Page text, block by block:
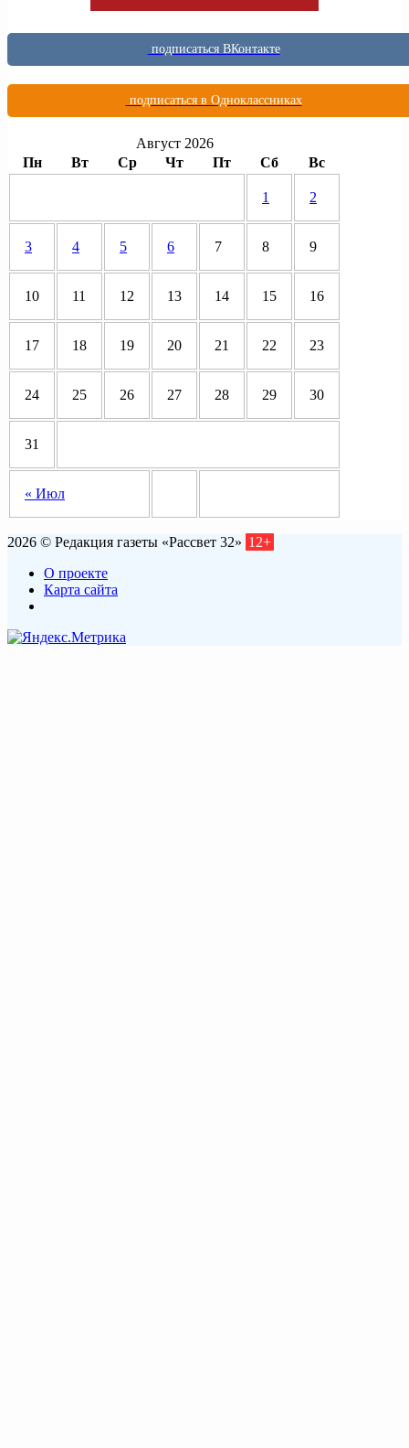
подписаться ВКонтакте
подписаться в Одноклассниках
Август 2026
Пн
Вт Ср Чт Пт Сб Вс
« Июл
1 2
3 4 5 6 7 8 9
10 11 12 13 14 15 16
17 18 19 20 21 22 23
24 25 26 27 28 29 30
31
2026 © Редакция газеты «Рассвет 32» 12+
О проекте
Карта сайта